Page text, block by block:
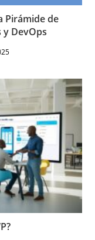
Pirámide de
y DevOps